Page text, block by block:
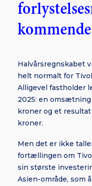
Halvårsregnskabet
helt normalt for
Alligevel fastholder
2025: en
kroner og et
kroner.
Men det er ikke
fortællingen om
sin største
Asien-område, som